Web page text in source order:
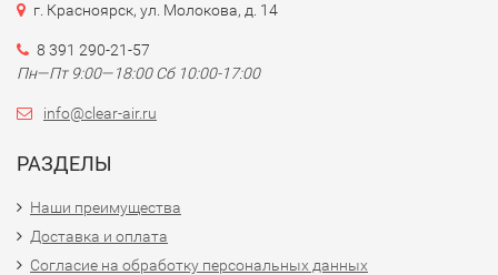
г. Красноярск, ул. Молокова, д. 14
8 391 290-21-57
Пн—Пт 9:00—18:00 Сб 10:00-17:00
info@clear-air.ru
РАЗДЕЛЫ
Наши преимущества
Доставка и оплата
Согласие на обработку персональных данных